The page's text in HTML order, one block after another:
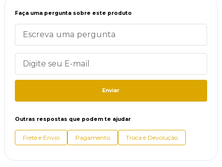
Faça uma pergunta sobre este produto
Enviar
Outras respostas que podem te ajudar
Frete e Envio Pagamento Troca e Devolução